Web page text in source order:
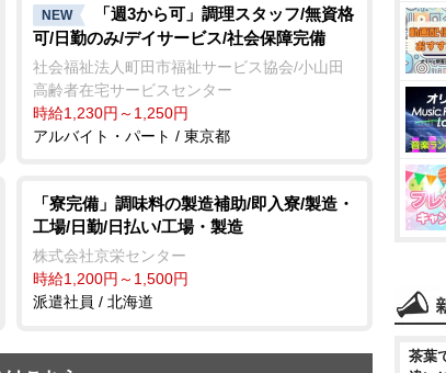
NEW
「週3から可」調理スタッフ/無資格
可/日勤のみ/デイサービス/社会保障完備
社会福祉法人町田市福祉サービス協会/小山田
高齢者在宅サービスセンター
時給1,230円～1,250円
アルバイト・パート / 東京都
「寮完備」調味料の製造補助/即入寮/製造・
工場/日勤/日払い/工場・製造
株式会社京栄センター
時給1,200円～1,500円
派遣社員 / 北海道
茶葉